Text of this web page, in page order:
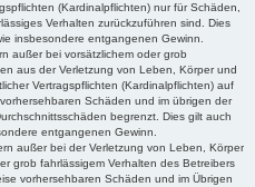
(Kardinalpflichten) nur für Schäden,
Verhalten zurückzuführen sind. Dies
insbesondere entgangenen Gewinn.
außer bei vorsätzlichem oder grob
aus der Verletzung von Leben, Körper und
Vertragspflichten (Kardinalpflichten) auf
Schäden und im übrigen der
begrenzt. Dies gilt auch
entgangenen Gewinn.
außer bei der Verletzung von Leben, Körper
grob fahrlässigem Verhalten des Betreibers
vorhersehbaren Schäden und im Übrigen